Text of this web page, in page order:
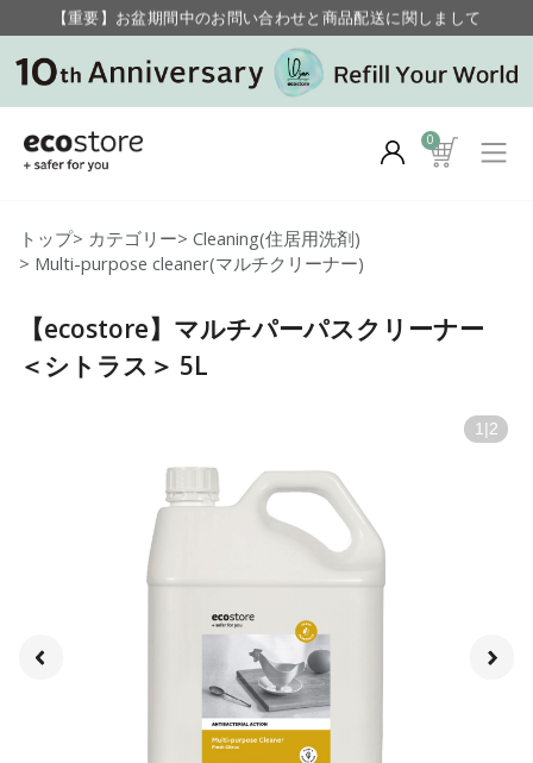
【重要】お盆期間中のお問い合わせと商品配送に関しまして
毎月お得にポイントが貯まる！ “月のポイントアップデー”
0
トップ> カテゴリー> Cleaning(住居用洗剤)
> Multi-purpose cleaner(マルチクリーナー)
【ecostore】マルチパーパスクリーナー
＜シトラス＞ 5L
1 | 2